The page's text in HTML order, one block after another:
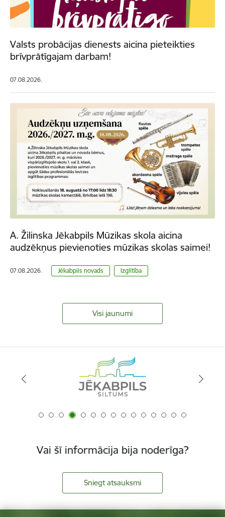
Valsts probācijas dienests aicina pieteikties
brīvprātīgajam darbam!
07.08.2026.
A. Žilinska Jēkabpils Mūzikas skola aicina
audzēkņus pievienoties mūzikas skolas saimei!
07.08.2026. Jēkabpils novads Izglītība
Visi jaunumi
Vai šī informācija bija noderīga?
Sniegt atsauksmi